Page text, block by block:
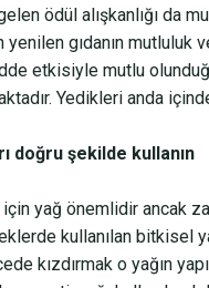
ödül alışkanlığı da
gıdanın mutluluk
etkisiyle mutlu
Yedikleri anda
doğru şekilde kullanın
yağ önemlidir ancak
kullanılan bitkisel
kızdırmak o yağın